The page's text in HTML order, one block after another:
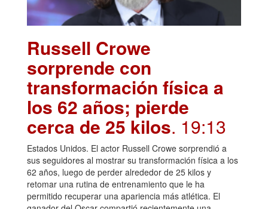
Russell Crowe
sorprende con
transformación física a
los 62 años; pierde
cerca de 25 kilos. 19:13
Estados Unidos. El actor Russell Crowe sorprendió a
sus seguidores al mostrar su transformación física a los
62 años, luego de perder alrededor de 25 kilos y
retomar una rutina de entrenamiento que le ha
permitido recuperar una apariencia más atlética. El